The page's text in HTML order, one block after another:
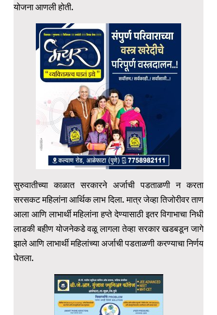
योजना आणली होती.
सुरुवातीच्या काळात सरकारने अर्जाची पडताळणी न करता
सरसकट महिलांना आर्थिक लाभ दिला. मात्र जेव्हा तिजोरीवर ताण
आला आणि लाभार्थी महिलांना हप्ते देण्यासाठी इतर विगाभाचा निधी
लाडकी बहीण योजनेकडे वळू लागला तेव्हा सरकार खडबडून जागे
झाले आणि लाभार्थी महिलांच्या अर्जाची पडताळणी करण्याचा निर्णय
घेतला.